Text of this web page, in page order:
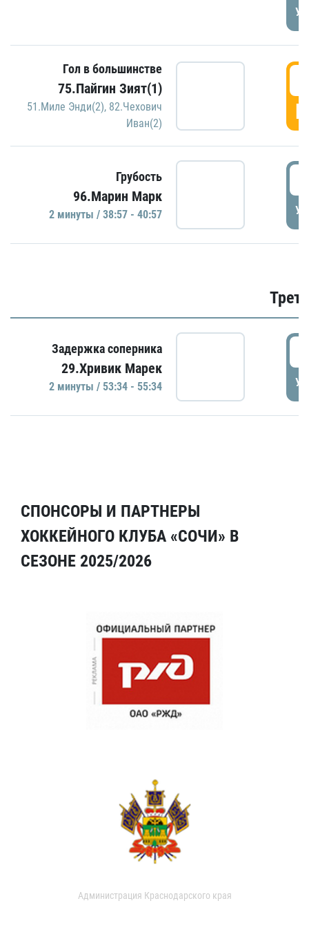
Гол в большинстве
75.Пайгин Зият(1)
51.Миле Энди(2), 82.Чехович
Иван(2)
Грубость
96.Марин Марк
2 минуты / 38:57 - 40:57
Задержка соперника
29.Хривик Марек
2 минуты / 53:34 - 55:34
СПОНСОРЫ И ПАРТНЕРЫ
ХОККЕЙНОГО КЛУБА «СОЧИ» В
СЕЗОНЕ 2025/2026
Администрация Краснодарского края